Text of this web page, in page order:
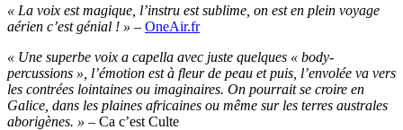
« La voix est magique, l’instru est sublime, on est en plein voyage
aérien c’est génial ! » – OneAir.fr
« Une superbe voix a capella avec juste quelques « body-
percussions », l’émotion est à fleur de peau et puis, l’envolée va vers
les contrées lointaines ou imaginaires. On pourrait se croire en
Galice, dans les plaines africaines ou même sur les terres australes
aborigènes. » – Ca c’est Culte